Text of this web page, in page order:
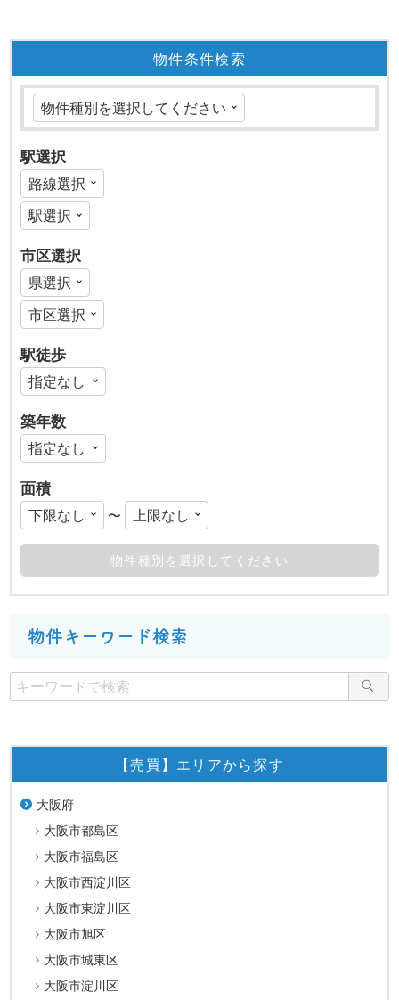
物件条件検索
駅選択
市区選択
駅徒歩
築年数
面積
〜
物件キーワード検索
【売買】エリアから探す
大阪府
大阪市都島区
大阪市福島区
大阪市西淀川区
大阪市東淀川区
大阪市旭区
大阪市城東区
大阪市淀川区